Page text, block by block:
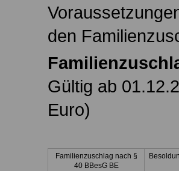
den
Gültig ab
Euro)
Familienzuschlag nach §
40 BBesG BE